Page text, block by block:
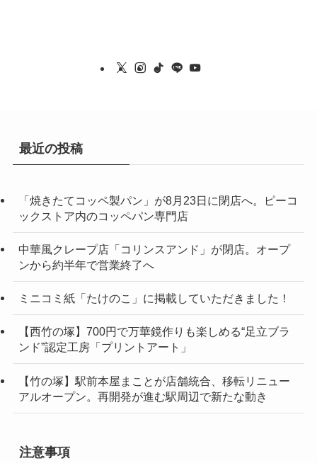
最近の投稿
「焼きたてコッペ製パン」が8月23日に閉店へ。ピーコ
ックストア内のコッペパン専門店
中華風クレープ店「コリンスアンド」が閉店。オープ
ンから約半年で営業終了へ
ミニコミ紙「たけのこ」に掲載していただきました！
【西竹の塚】700円で万華鏡作りも楽しめる“足立ブラ
ンド”認定工房「プリントアート」
【竹の塚】駅前本屋まことが店舗統合、移転リニュー
アルオープン。再開発が進む駅周辺で新たな動き
注意事項